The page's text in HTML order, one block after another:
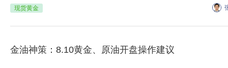
现货黄金
金油神策：8.10黄金、原油开盘操作建议